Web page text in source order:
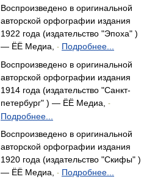
Воспроизведено в оригинальной
авторской орфографии издания
1922 года (издательство "Эпоха" )
— ЁЁ Медиа,
- Подробнее...
Воспроизведено в оригинальной
авторской орфографии издания
1914 года (издательство "Санкт-
петербург" ) — ЁЁ Медиа,
-
Подробнее...
Воспроизведено в оригинальной
авторской орфографии издания
1920 года (издательство "Скифы" )
— ЁЁ Медиа,
- Подробнее...